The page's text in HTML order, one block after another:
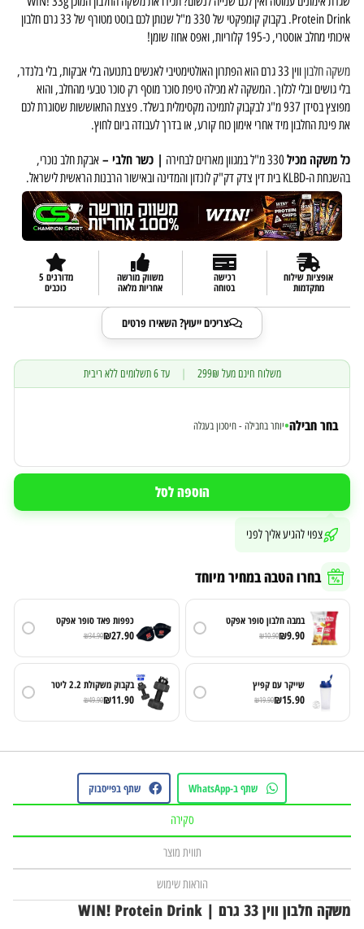
Protein Drink. בקבוק קומפקטי של 330 מ"ל שנותן לכם בוסט מטורף של 33 גרם חלבון
איכותי מחלב אוסטרי, כ-195 קלוריות, ואפס אחוז שומן!
משקה חלבון
ווין 33 גרם הוא הפתרון האולטימטיבי לאנשים בתנועה בלי אבקות, בלי בלנדר,
בלי גושים ובלי לכלוך. המשקה לא מכילה טיפת סוכר מוסף רק סוכר טבעי מהחלב, והוא
מפוצץ בסידן 937 מ"ג לבקבוק לתמיכה מקסימלית בשלד. פצצת התאוששות שסוגרת לכם
את פינת החלבון מיד אחרי אימון כוח קורע, או בדרך לעבודה ביום לחוץ.
כל משקה מכיל | כשר חלבי – אבקת חלב נוכרי,
בהשגחת ה-KLBD בית דין צדק דק"ק לונדון והמדינה ובאישור הרבנות הראשית לישראל.
אופציות שילוח
מתקדמות
רכישה
בטוחה
משווק מורשה
אחריות מלאה
מדורגים 5
כוכבים
צריכים ייעוץ? השאירו פרטים
משלוח חינם מעל 299₪ עד 6 תשלומים ללא ריבית
בחר חבילה•יותר בחבילה - חיסכון בעגלה
הוספה לסל
צפוי להגיע אליך לפני
בחרו הטבה במחיר מיוחד
במבה חלבון סופר אפקט
₪9.90
₪10.90
כפפות פאד סופר אפקט
₪27.90
₪34.90
שייקר עם קפיץ
₪15.90
₪19.90
בקבוק משקולת 2.2 ליטר
₪11.90
₪49.90
שתף ב-WhatsApp שתף בפייסבוק
סקירה
תווית מוצר
הוראות שימוש
משקה חלבון ווין 33 גרם | WIN! Protein Drink